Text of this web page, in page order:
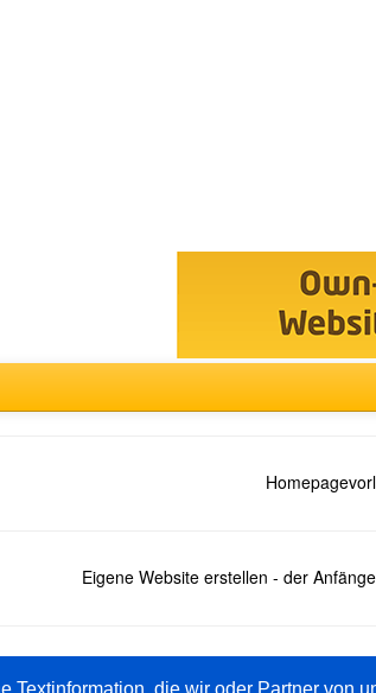
Eigene Website erstellen - der
Textinformation, die wir oder Partner von